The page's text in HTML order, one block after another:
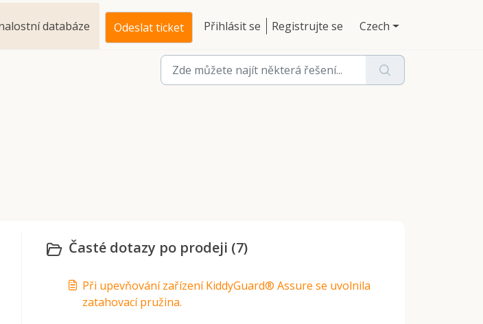
databáze Odeslat ticket Přihlásit se Registrujte se Czech
Časté dotazy po prodeji (7)
Při upevňování zařízení KiddyGuard® Assure se uvolnila
zatahovací pružina.